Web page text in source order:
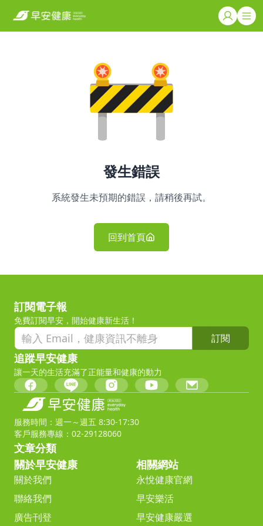
發生錯誤
系統發生未預期的錯誤，請稍後再試。
回到首頁
訂閱電子報
免費訂閱早安，開始健康新生活！
訂閱
追蹤早安健康
讓一天的生活充滿了正能量和健康的動力
服務時間：週一～週五 8:30-17:30
客戶服務專線：02-29128060
文章分類
關於早安健康
關於我們
聯絡我們
廣告刊登
相關網站
永悅健康官網
早安樂活
早安健康嚴選